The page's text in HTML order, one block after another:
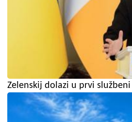
Zelenskij dolazi u prvi